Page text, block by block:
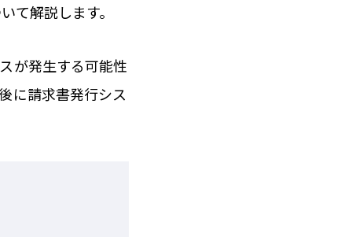
て解説します。
が発生する可能性
に請求書発行シス